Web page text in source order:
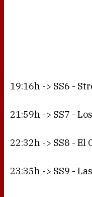
19:16h -> SS6 -
21:59h -> SS7 -
22:32h -> SS8 - El
23:35h -> SS9 -